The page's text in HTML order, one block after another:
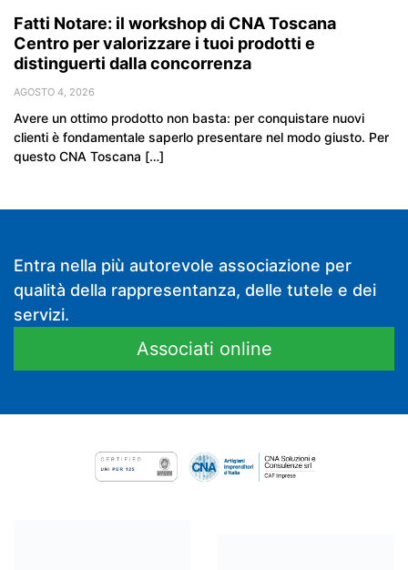
Fatti Notare: il workshop di CNA Toscana
Centro per valorizzare i tuoi prodotti e
distinguerti dalla concorrenza
AGOSTO 4, 2026
Avere un ottimo prodotto non basta: per conquistare nuovi
clienti è fondamentale saperlo presentare nel modo giusto. Per
questo CNA Toscana […]
Entra nella più autorevole associazione per
qualità della rappresentanza, delle tutele e dei
servizi.
Associati online